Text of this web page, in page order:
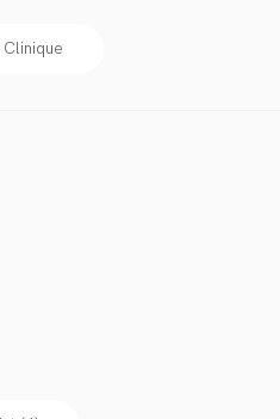
Clinique